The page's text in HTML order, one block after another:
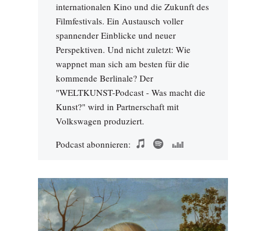
internationalen Kino und die Zukunft des
Filmfestivals. Ein Austausch voller
spannender Einblicke und neuer
Perspektiven. Und nicht zuletzt: Wie
wappnet man sich am besten für die
kommende Berlinale? Der
"WELTKUNST-Podcast - Was macht die
Kunst?" wird in Partnerschaft mit
Volkswagen produziert.
Podcast abonnieren: